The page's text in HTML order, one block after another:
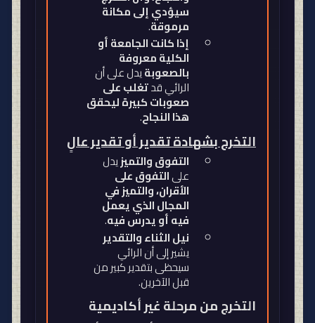
سيؤدي إلى مكانة
مرموقة.
إذا كانت الجامعة أو
الكلية معروفة
بالصعوبةيدل على أن
الرائي قدتغلب على
صعوبات كبيرة ليحقق
هذا النجاح.
التخرج بشهادة تقدير أو تقدير عالٍ
التفوق والتميزيدل
علىالتفوق على
الأقران، والتميز في
المجال الذي يعمل
فيه أو يدرس فيه.
نيل الثناء والتقدير
يشير إلى أن الرائي
سيحظى بتقدير كبير من
قبل الآخرين.
التخرج من مرحلة غير أكاديمية